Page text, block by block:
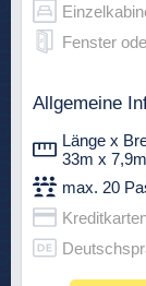
Fenster
Allgemeine
Länge x
33m x 7,9m
max. 20